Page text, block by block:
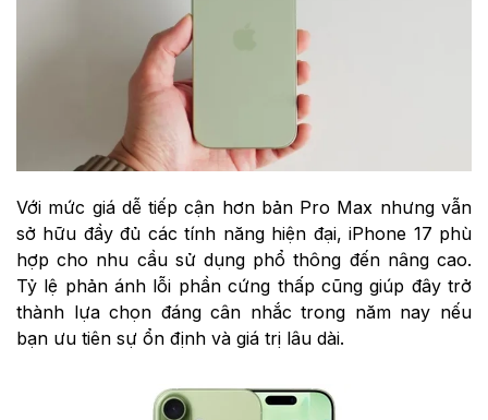
Với mức giá dễ tiếp cận hơn bản Pro Max nhưng vẫn
sở hữu đầy đủ các tính năng hiện đại, iPhone 17 phù
hợp cho nhu cầu sử dụng phổ thông đến nâng cao.
Tỷ lệ phản ánh lỗi phần cứng thấp cũng giúp đây trở
thành lựa chọn đáng cân nhắc trong năm nay nếu
bạn ưu tiên sự ổn định và giá trị lâu dài.